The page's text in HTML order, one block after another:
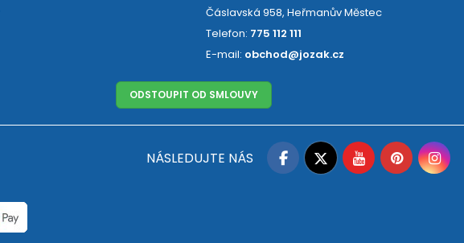
Čáslavská 958, Heřmanův Městec
Telefon: 775 112 111
E-mail: obchod@jozak.cz
ODSTOUPIT OD SMLOUVY
Facebook
TwitterYouTubePinterest
NÁSLEDUJTE NÁS